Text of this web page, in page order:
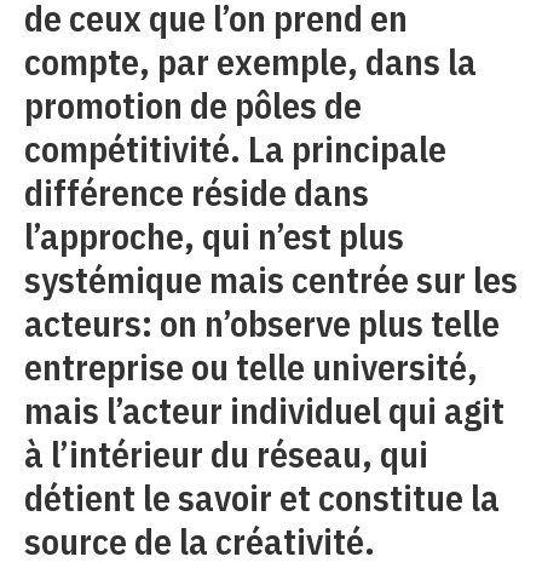
de ceux que l’on prend en
compte, par exemple, dans la
promotion de pôles de
compétitivité. La principale
différence réside dans
l’approche, qui n’est plus
systémique mais centrée sur les
acteurs: on n’observe plus telle
entreprise ou telle université,
mais l’acteur individuel qui agit
à l’intérieur du réseau, qui
détient le savoir et constitue la
source de la créativité.